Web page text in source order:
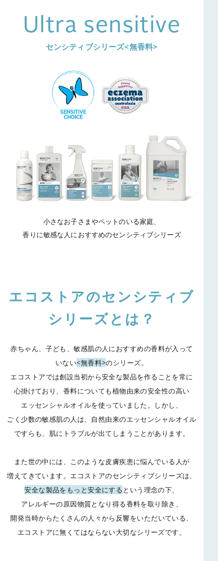
Ultra sensitive
センシティブシリーズ<無香料>
小さなお子さまやペットのいる家庭、
香りに敏感な人におすすめのセンシティブシリーズ
エコストアのセンシティブ
シリーズとは？
赤ちゃん、子ども、敏感肌の人におすすめの香料が入って
いない<無香料>のシリーズ。
エコストアでは創設当初から安全な製品を作ることを常に
心掛けており、 香料についても植物由来の安全性の高い
エッセンシャルオイルを使っていました。
しかし、
ごく少数の敏感肌の人は、自然由来のエッセンシャルオイル
ですらも、 肌にトラブルが出てしまうことがあります。
また世の中には、このような皮膚疾患に悩んでいる人が
増えてきています。 エコストアのセンシティブシリーズは、
安全な製品をもっと安全にする という理念の下、
アレルギーの原因物質となり得る香料を取り除き、
開発当時からたくさんの人々から反響をいただいている、
エコストアに無くてはならない大切なシリーズです。